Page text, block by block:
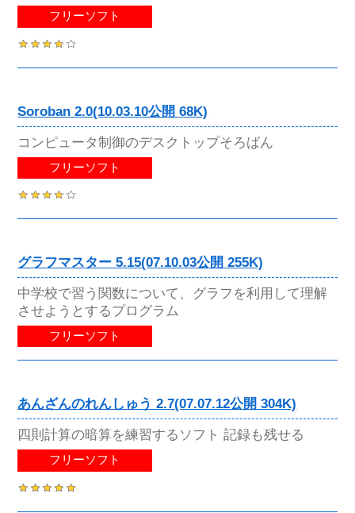
フリーソフト
Soroban 2.0(10.03.10公開 68K)
コンピュータ制御のデスクトップそろばん
フリーソフト
グラフマスター 5.15(07.10.03公開 255K)
中学校で習う関数について、グラフを利用して理解
させようとするプログラム
フリーソフト
あんざんのれんしゅう 2.7(07.07.12公開 304K)
四則計算の暗算を練習するソフト 記録も残せる
フリーソフト